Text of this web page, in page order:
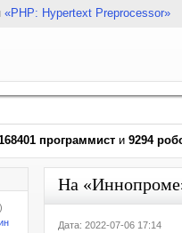
«PHP: Hypertext Preprocessor»
программист и 9294
На
Дата: 2022-07-06 17:14